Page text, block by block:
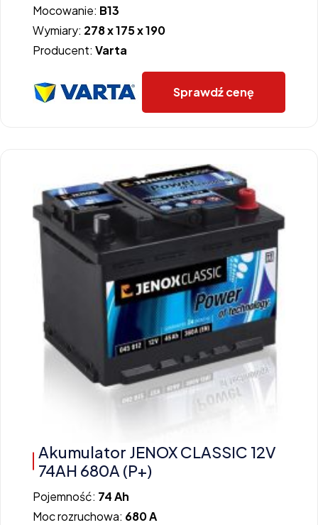
Mocowanie: B13
Wymiary: 278 x 175 x 190
Producent: Varta
Sprawdź cenę
Akumulator JENOX CLASSIC 12V
74AH 680A (P+)
Pojemność: 74 Ah
Moc rozruchowa: 680 A